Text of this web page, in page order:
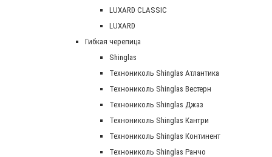
LUXARD CLASSIC
LUXARD
Гибкая черепица
Shinglas
Технониколь Shinglas Атлантика
Технониколь Shinglas Вестерн
Технониколь Shinglas Джаз
Технониколь Shinglas Кантри
Технониколь Shinglas Континент
Технониколь Shinglas Ранчо